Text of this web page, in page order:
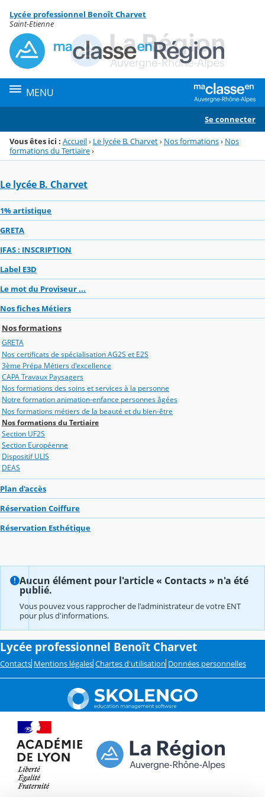
Menu de la rubrique
Contenu
Lycée professionnel Benoît Charvet
Saint-Etienne
MENU
Se connecter
Vous êtes ici : Accueil› Le lycée B. Charvet› Nos formations› Nos
formations du Tertiaire›
Le lycée B. Charvet
1% artistique
GRETA
IFAS : INSCRIPTION
Label E3D
Le mot du Proviseur ...
Nos fiches Métiers
Nos formations
GRETA
Nos certificats de spécialisation AG2S et E2S
3ème Prépa Métiers d'excellence
CAPA Travaux Paysagers
Nos formations des soins et services à la personne
Notre formation animation-enfance personnes âgées
Nos formations métiers de la beauté et du bien-être
Nos formations du Tertiaire
Section UF2S
Section Européenne
Dispositif ULIS
DEAS
Plan d'accès
Réservation Coiffure
Réservation Esthétique
Aucun élément pour l'article « Contacts » n'a été
publié.
Vous pouvez vous rapprocher de l'administrateur de votre ENT
pour plus d'informations.
Lycée professionnel Benoît Charvet
Contacts Mentions légales Chartes d'utilisation Données personnelles